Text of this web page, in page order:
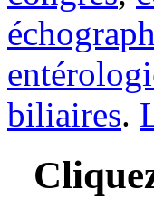
biliaires.